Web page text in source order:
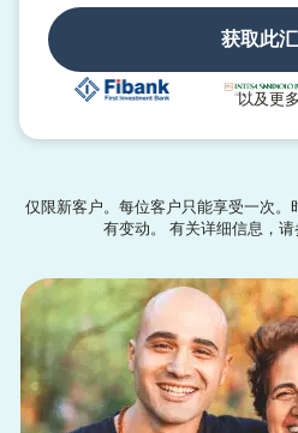
获取此
以及更多
仅限新客户。每位客户只能享受一次。
有变动。 有关详细信息，请